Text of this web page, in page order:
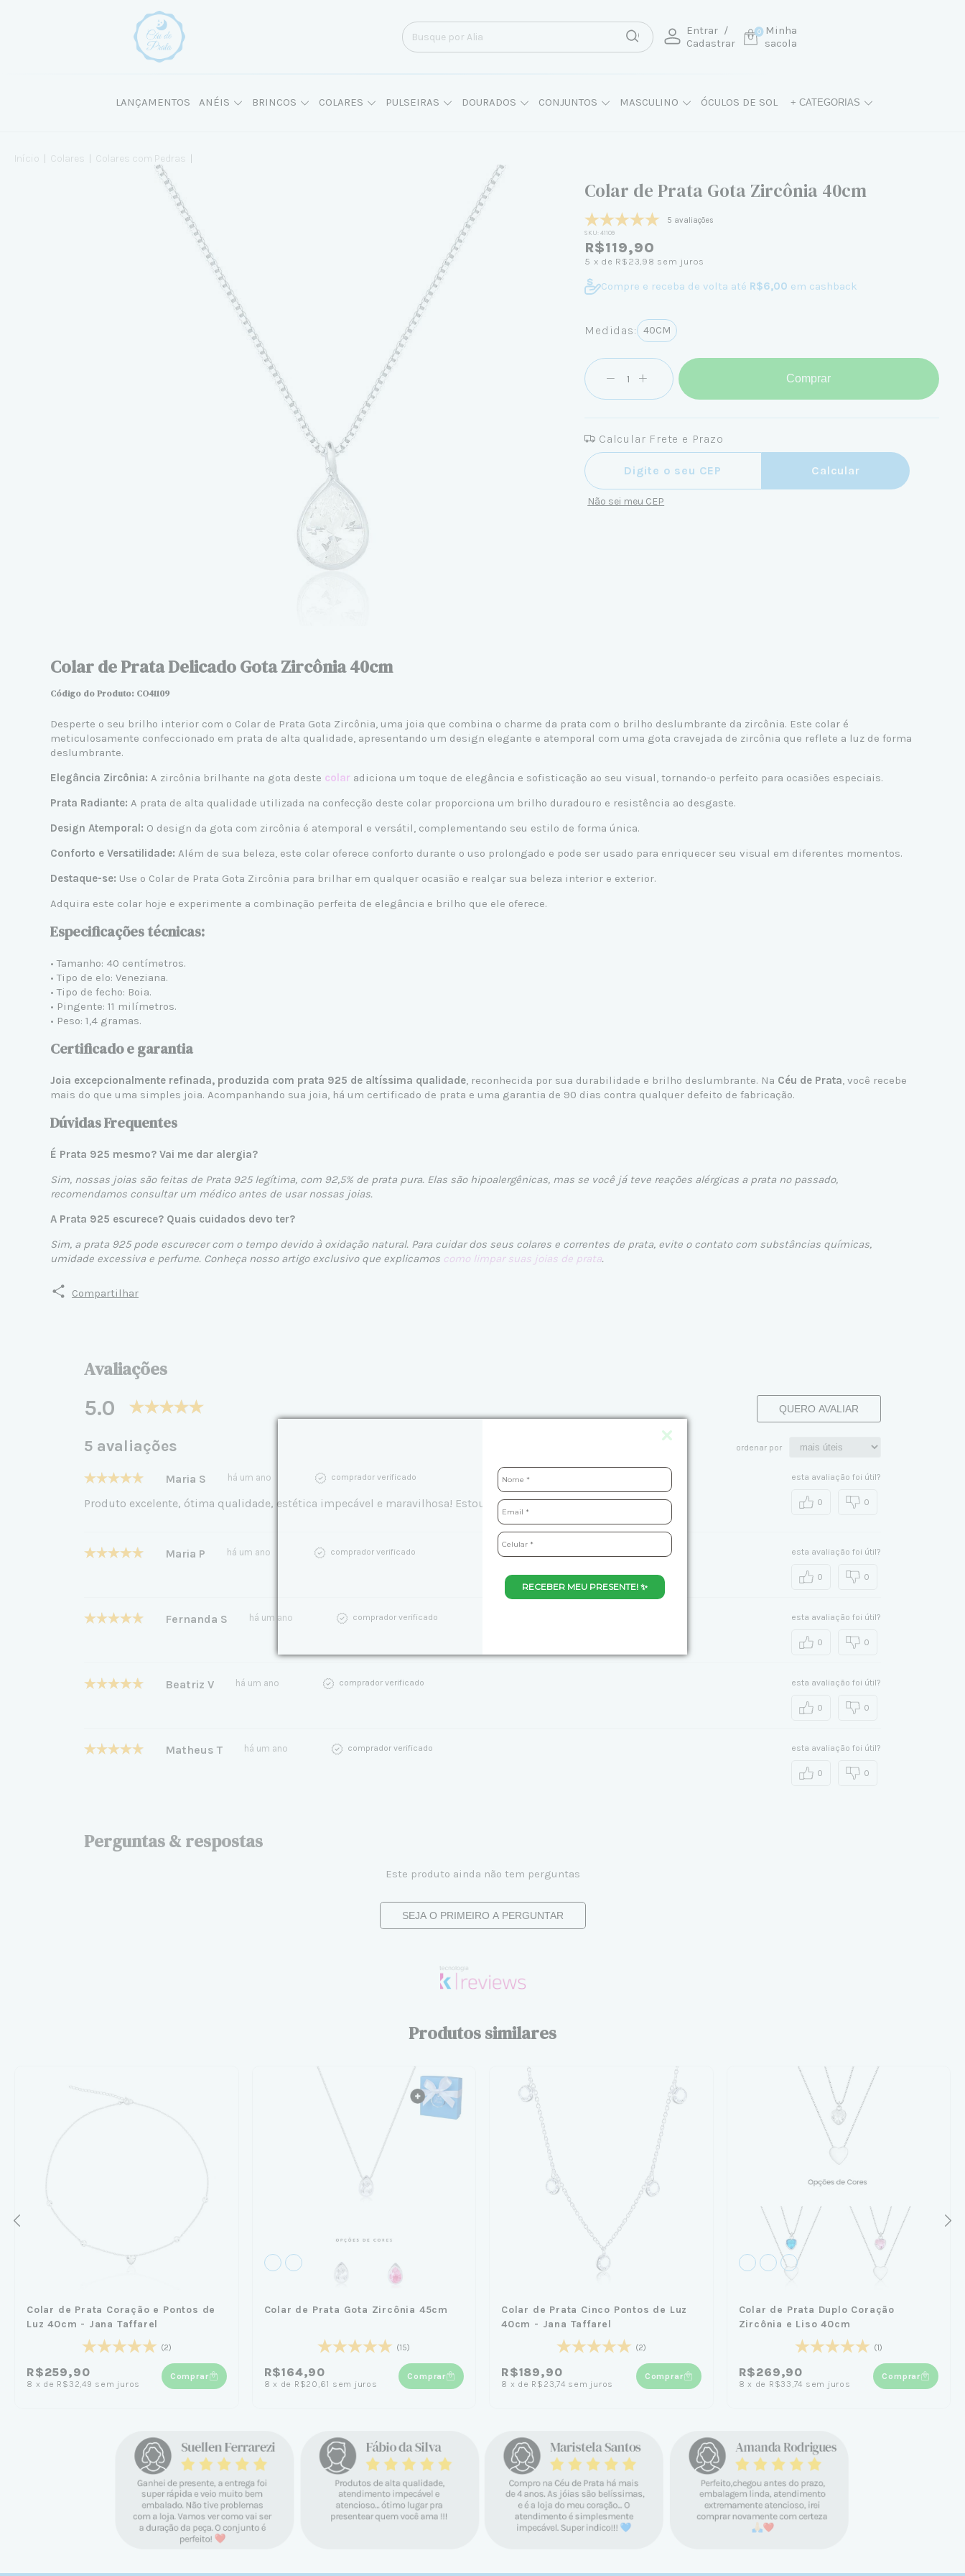
RECEBER MEU PRESENTE! ✨
Entrar /
Cadastrar
Minha
sacola
0
LANÇAMENTOS ANÉIS BRINCOS COLARES PULSEIRAS DOURADOS CONJUNTOS MASCULINO ÓCULOS DE SOL + CATEGORIAS
Início Colares Colares com Pedras
Colar de Prata Gota Zircônia 40cm
5 avaliações
SKU:41109
R$119,90
5 x de R$23,98 sem juros
Compre e receba de volta até R$6,00 em cashback
Medidas: 40CM
Comprar
Calcular Frete e Prazo
Entregas para o CEP:
Calcular
Não sei meu CEP
Colar de Prata Delicado Gota Zircônia 40cm
Código do Produto: CO41109
Desperte o seu brilho interior com o Colar de Prata Gota Zircônia, uma joia que combina o charme da prata com o brilho deslumbrante da zircônia. Este colar é
meticulosamente confeccionado em prata de alta qualidade, apresentando um design elegante e atemporal com uma gota cravejada de zircônia que reflete a luz de forma
deslumbrante.
Elegância Zircônia: A zircônia brilhante na gota deste colar adiciona um toque de elegância e sofisticação ao seu visual, tornando-o perfeito para ocasiões especiais.
Prata Radiante: A prata de alta qualidade utilizada na confecção deste colar proporciona um brilho duradouro e resistência ao desgaste.
Design Atemporal: O design da gota com zircônia é atemporal e versátil, complementando seu estilo de forma única.
Conforto e Versatilidade: Além de sua beleza, este colar oferece conforto durante o uso prolongado e pode ser usado para enriquecer seu visual em diferentes momentos.
Destaque-se: Use o Colar de Prata Gota Zircônia para brilhar em qualquer ocasião e realçar sua beleza interior e exterior.
Adquira este colar hoje e experimente a combinação perfeita de elegância e brilho que ele oferece.
Especificações técnicas:
• Tamanho: 40 centímetros.
• Tipo de elo: Veneziana.
• Tipo de fecho: Boia.
• Pingente: 11 milímetros.
• Peso: 1,4 gramas.
Certificado e garantia
Joia excepcionalmente refinada, produzida com prata 925 de altíssima qualidade, reconhecida por sua durabilidade e brilho deslumbrante. Na Céu de Prata, você recebe
mais do que uma simples joia. Acompanhando sua joia, há um certificado de prata e uma garantia de 90 dias contra qualquer defeito de fabricação.
Dúvidas Frequentes
É Prata 925 mesmo? Vai me dar alergia?
Sim, nossas joias são feitas de Prata 925 legítima, com 92,5% de prata pura. Elas são hipoalergênicas, mas se você já teve reações alérgicas a prata no passado,
recomendamos consultar um médico antes de usar nossas joias.
A Prata 925 escurece? Quais cuidados devo ter?
Sim, a prata 925 pode escurecer com o tempo devido à oxidação natural. Para cuidar dos seus colares e correntes de prata, evite o contato com substâncias químicas,
umidade excessiva e perfume. Conheça nosso artigo exclusivo que explicamos como limpar suas joias de prata.
Compartilhar
Avaliações
5.0 QUERO AVALIAR
5 avaliações ordenar por
Maria S há um ano comprador verificado
Produto excelente, ótima qualidade, estética impecável e maravilhosa! Estou apaixonada por todas as peças!
esta avaliação foi útil?
0 0
Maria P há um ano comprador verificado esta avaliação foi útil?
0 0
Fernanda S há um ano comprador verificado esta avaliação foi útil?
0 0
Beatriz V há um ano comprador verificado esta avaliação foi útil?
0 0
Matheus T há um ano comprador verificado esta avaliação foi útil?
0 0
Perguntas & respostas
Este produto ainda não tem perguntas
SEJA O PRIMEIRO A PERGUNTAR
Produtos similares
Colar de Prata Coração e Pontos de
Luz 40cm - Jana Taffarel
(2)
R$259,90
8 x de R$32,49 sem juros
Comprar
Colar de Prata Gota Zircônia 45cm
(15)
R$164,90
8 x de R$20,61 sem juros
Comprar
Colar de Prata Cinco Pontos de Luz
40cm - Jana Taffarel
(2)
R$189,90
8 x de R$23,74 sem juros
Comprar
Colar de Prata Duplo Coração
Zircônia e Liso 40cm
(1)
R$269,90
8 x de R$33,74 sem juros
Comprar